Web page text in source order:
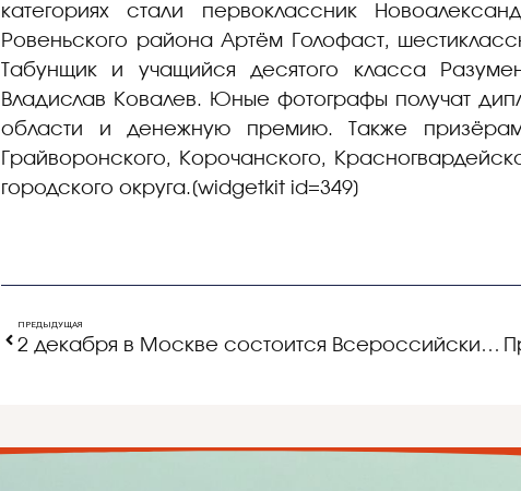
категориях стали первоклассник
Ровеньского района Артём Голофаст,
Табунщик и учащийся десятого класса
Владислав Ковалев. Юные фотографы получат
области и денежную премию. Также
Грайворонского, Корочанского,
городского округа.[widgetkit id=349]
ПРЕДЫДУЩАЯ
2 декабря в Москве состоится Всероссийский семинар-совещание по вопросам обеспечения доступности дошкольного и общего образования